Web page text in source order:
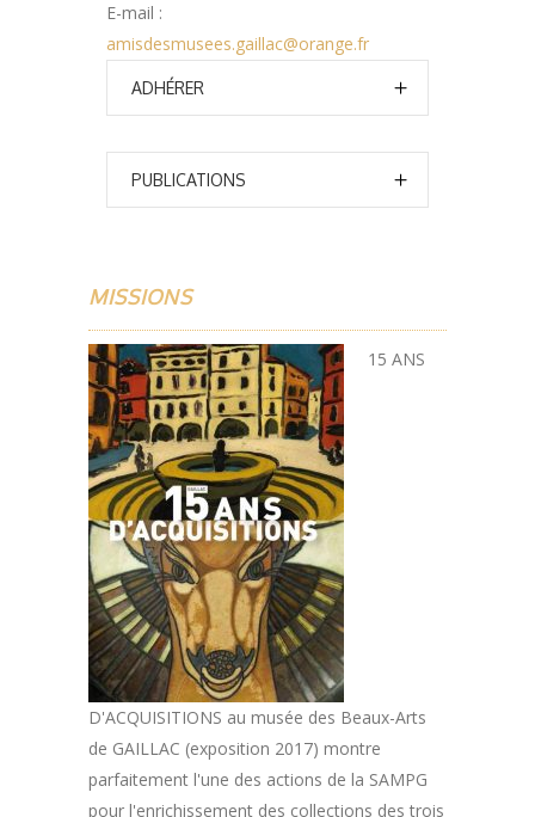
E-mail :
amisdesmusees.gaillac@orange.fr
ADHÉRER
PUBLICATIONS
MISSIONS
15 ANS
D'ACQUISITIONS au musée des Beaux-Arts
de GAILLAC (exposition 2017) montre
parfaitement l'une des actions de la SAMPG
pour l'enrichissement des collections des trois